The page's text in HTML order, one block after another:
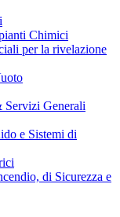
Chimici
per la rivelazione
Servizi Generali
e Sistemi di
di Sicurezza e